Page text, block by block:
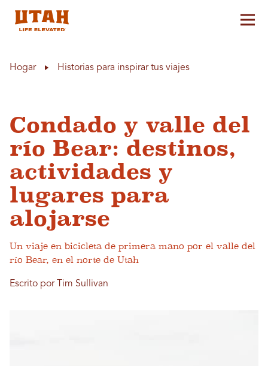
Hogar Historias para inspirar tus viajes
Condado y valle del
río Bear: destinos,
actividades y
lugares para
alojarse
Un viaje en bicicleta de primera mano por el valle del
río Bear, en el norte de Utah
Escrito por Tim Sullivan